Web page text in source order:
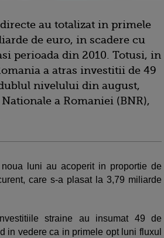
au totalizat in primele
de euro, in scadere cu
perioada din 2010. Totusi, in
a atras investitii de 49
nivelului din august,
a Romaniei (BNR),
luni au acoperit in proportie de
care s-a plasat la 3,79 miliarde
straine au insumat 49 de
in vedere ca in primele opt luni fluxul